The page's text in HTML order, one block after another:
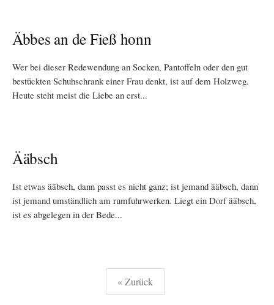
Äbbes an de Fieß honn
Wer bei dieser Redewendung an Socken, Pantoffeln oder den gut
bestückten Schuhschrank einer Frau denkt, ist auf dem Holzweg.
Heute steht meist die Liebe an erst...
Ääbsch
Ist etwas ääbsch, dann passt es nicht ganz; ist jemand ääbsch, dann
ist jemand umständlich am rumfuhrwerken. Liegt ein Dorf ääbsch,
ist es abgelegen in der Bede...
Seitennummerierung
« Zurück